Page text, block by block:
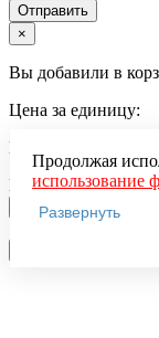
Продолжая
использование
данных
устройстве, действиях на
Развернуть
×
Вы добавили в
Цена за единицу:
Итого:
Количество
1 +